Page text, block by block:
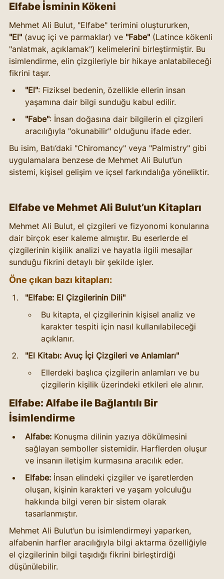
Elfabe İsminin Kökeni
Mehmet Ali Bulut, "Elfabe" terimini oluştururken,
"El" (avuç içi ve parmaklar) ve "Fabe" (Latince kökenli
"anlatmak, açıklamak") kelimelerini birleştirmiştir. Bu
isimlendirme, elin çizgileriyle bir hikaye anlatabileceği
fikrini taşır.
"El": Fiziksel bedenin, özellikle ellerin insan
yaşamına dair bilgi sunduğu kabul edilir.
"Fabe": İnsan doğasına dair bilgilerin el çizgileri
aracılığıyla "okunabilir" olduğunu ifade eder.
Bu isim, Batı’daki "Chiromancy" veya "Palmistry" gibi
uygulamalara benzese de Mehmet Ali Bulut’un
sistemi, kişisel gelişim ve içsel farkındalığa yöneliktir.
Elfabe ve Mehmet Ali Bulut’un Kitapları
Mehmet Ali Bulut, el çizgileri ve fizyonomi konularına
dair birçok eser kaleme almıştır. Bu eserlerde el
çizgilerinin kişilik analizi ve hayatla ilgili mesajlar
sunduğu fikrini detaylı bir şekilde işler.
Öne çıkan bazı kitapları:
"Elfabe: El Çizgilerinin Dili"
Bu kitapta, el çizgilerinin kişisel analiz ve
karakter tespiti için nasıl kullanılabileceği
açıklanır.
"El Kitabı: Avuç İçi Çizgileri ve Anlamları"
Ellerdeki başlıca çizgilerin anlamları ve bu
çizgilerin kişilik üzerindeki etkileri ele alınır.
Elfabe: Alfabe ile Bağlantılı Bir
İsimlendirme
Alfabe: Konuşma dilinin yazıya dökülmesini
sağlayan semboller sistemidir. Harflerden oluşur
ve insanın iletişim kurmasına aracılık eder.
Elfabe: İnsan elindeki çizgiler ve işaretlerden
oluşan, kişinin karakteri ve yaşam yolculuğu
hakkında bilgi veren bir sistem olarak
tasarlanmıştır.
Mehmet Ali Bulut’un bu isimlendirmeyi yaparken,
alfabenin harfler aracılığıyla bilgi aktarma özelliğiyle
el çizgilerinin bilgi taşıdığı fikrini birleştirdiği
düşünülebilir.